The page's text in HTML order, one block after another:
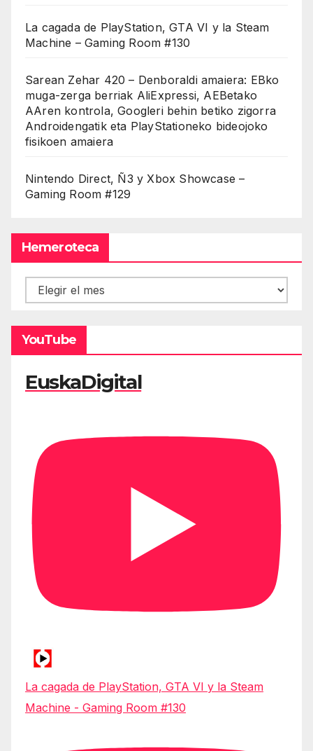
La cagada de PlayStation, GTA VI y la Steam
Machine – Gaming Room #130
Sarean Zehar 420 – Denboraldi amaiera: EBko
muga-zerga berriak AliExpressi, AEBetako
AAren kontrola, Googleri behin betiko zigorra
Androidengatik eta PlayStationeko bideojoko
fisikoen amaiera
Nintendo Direct, Ñ3 y Xbox Showcase –
Gaming Room #129
Hemeroteca
Hemeroteca
YouTube
EuskaDigital
La cagada de PlayStation, GTA VI y la Steam
Machine - Gaming Room #130